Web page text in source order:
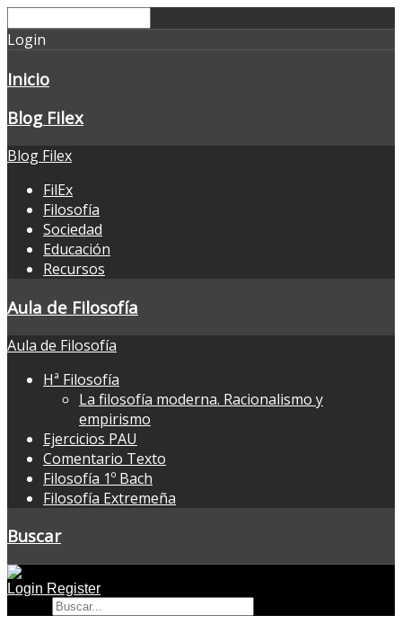
Login
Inicio
Blog Filex
Blog Filex
FilEx
Filosofía
Sociedad
Educación
Recursos
Aula de Filosofía
Aula de Filosofía
Hª Filosofía
La filosofía moderna. Racionalismo y
empirismo
Ejercicios PAU
Comentario Texto
Filosofía 1º Bach
Filosofía Extremeña
Buscar
Login Register